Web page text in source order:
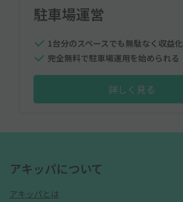
駐車場運営
1台分のスペースでも無駄なく収益化
完全無料で駐車場運用を始められる
詳しく見る
アキッパについて
アキッパとは